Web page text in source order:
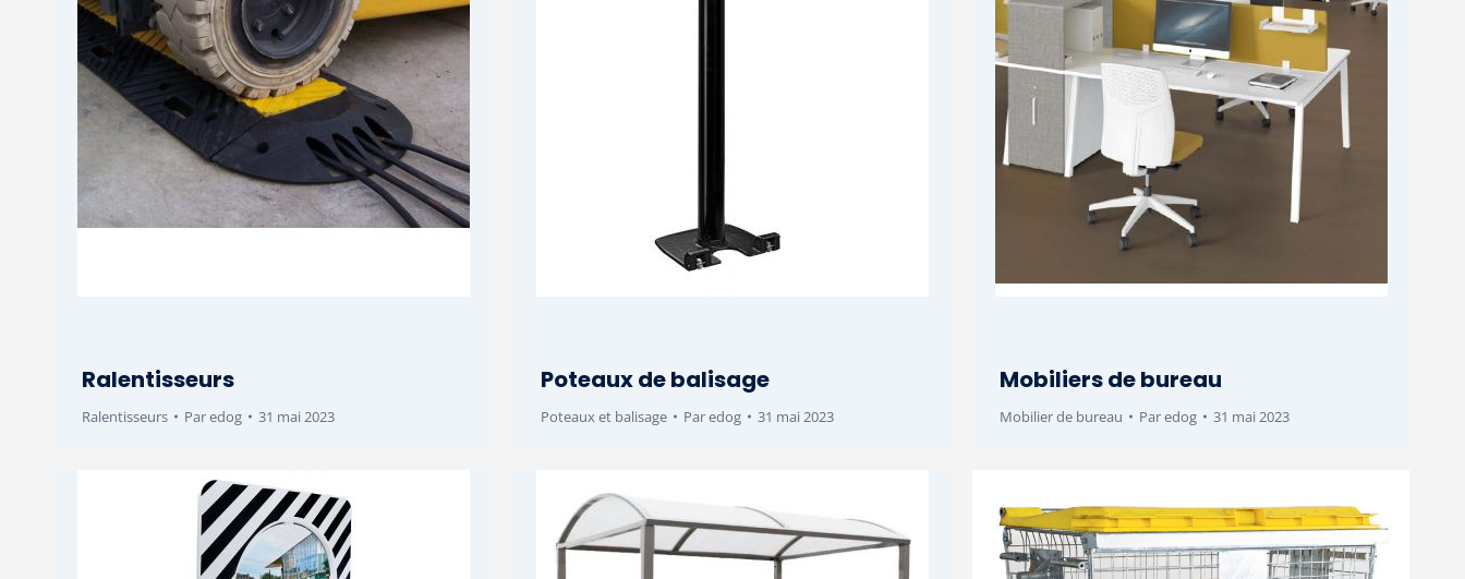
Ralentisseurs
Ralentisseurs Paredog 31 mai 2023
Poteaux de balisage
Poteaux et balisage Paredog 31 mai 2023
Mobiliers de bureau
Mobilier de bureau Paredog 31 mai 2023